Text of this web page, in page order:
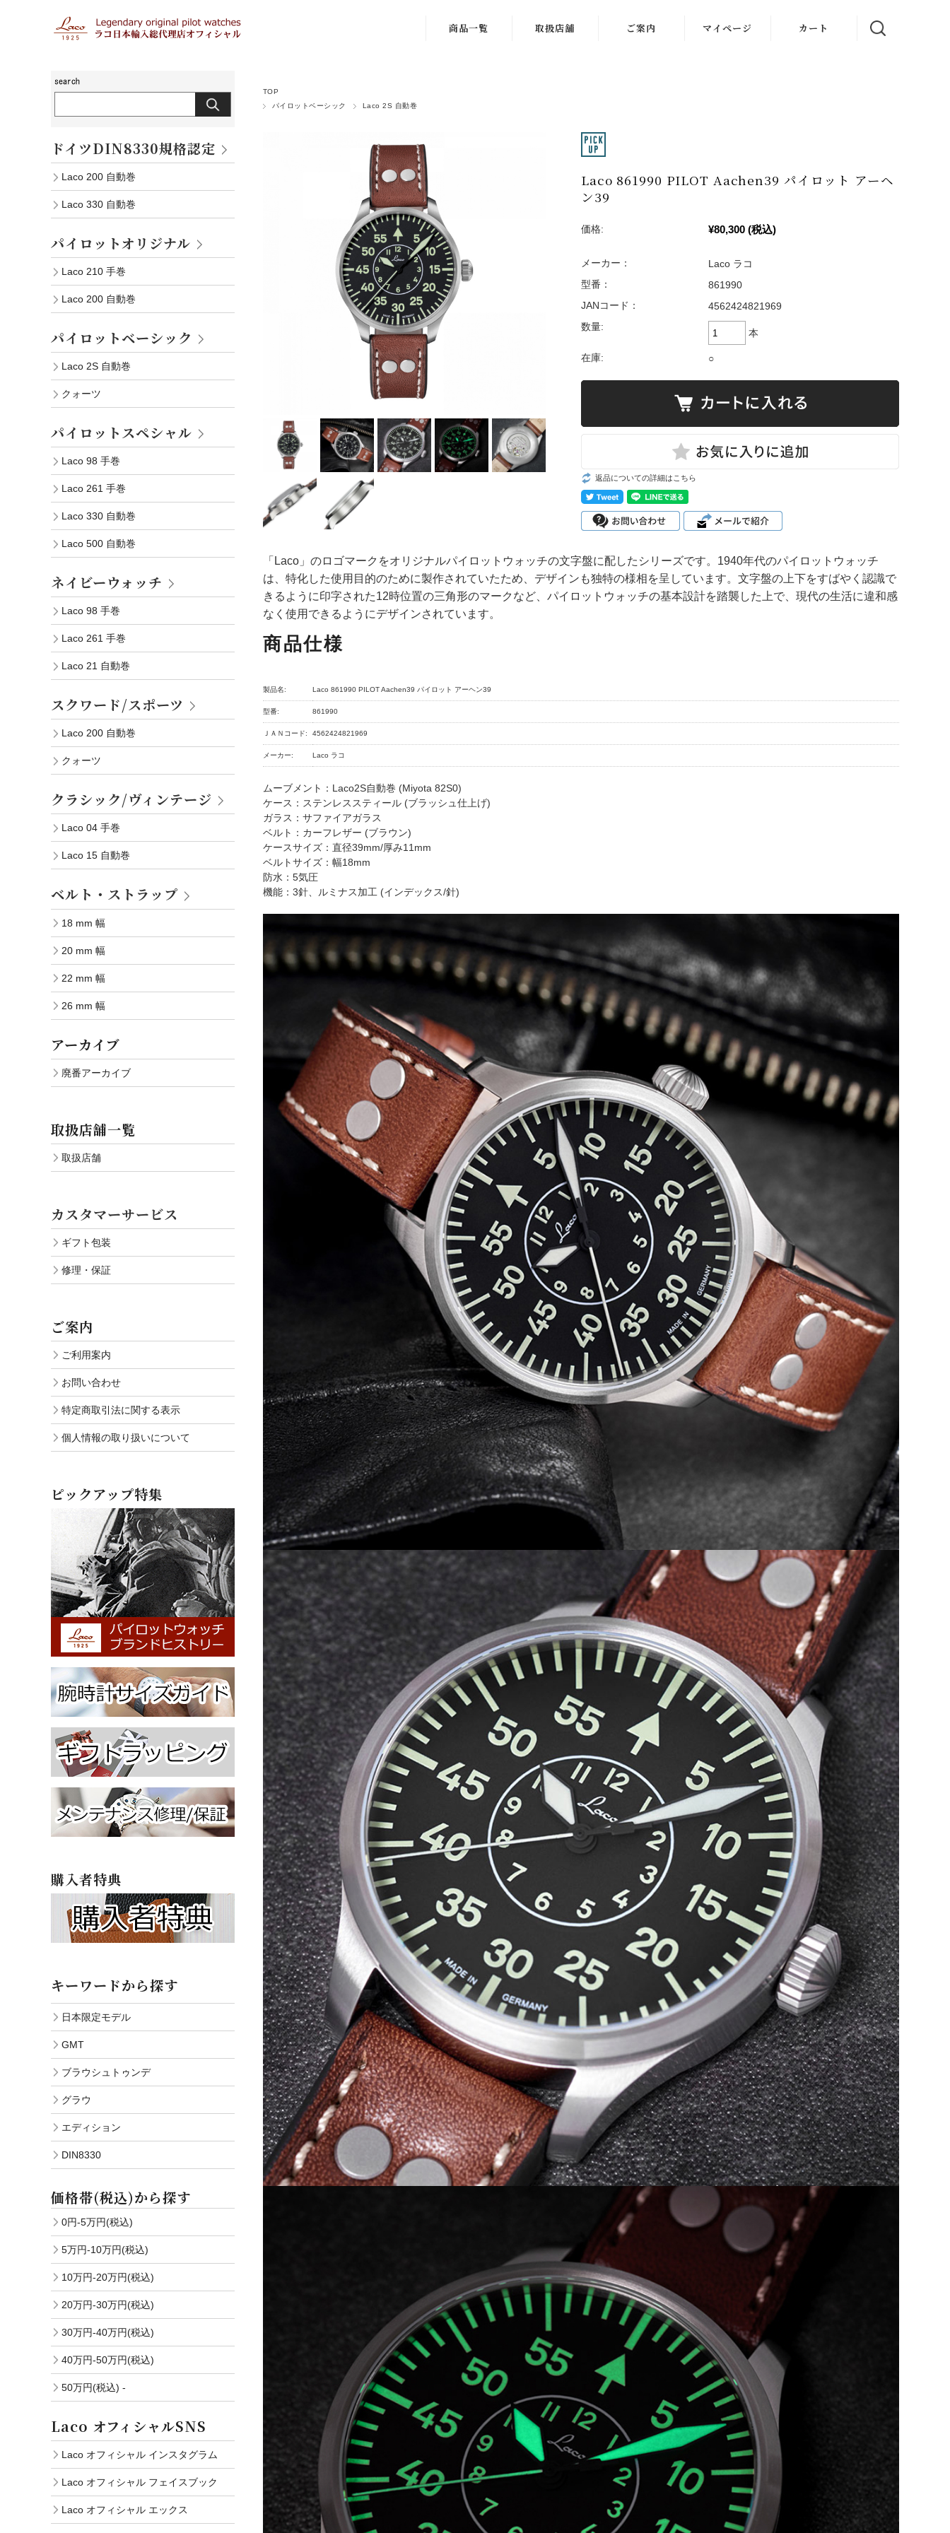
商品一覧
クロノグラフウ
ォッチ
ネイビーウォッ
チ
GMTウォッチ
ヴィンテージウ
ォッチ
ーカイブ)
取扱店舗
5.中国・四国
ご案内
購入者特典
マイページ カート
TOP
パイロットベーシック
Laco 2S 自動巻
Laco 861990 PILOT Aachen39 パイロット アーヘ
ン39
価格: ¥80,300 (税込)
メーカー：
Laco ラコ
型番：
861990
JANコード：
4562424821969
数量:
本
在庫: ○
返品についての詳細はこちら
「Laco」のロゴマークをオリジナルパイロットウォッチの文字盤に配したシリーズです。1940年代のパイロットウォッチ
は、特化した使用目的のために製作されていたため、デザインも独特の様相を呈しています。文字盤の上下をすばやく認識で
きるように印字された12時位置の三角形のマークなど、パイロットウォッチの基本設計を踏襲した上で、現代の生活に違和感
なく使用できるようにデザインされています。
商品仕様
製品名: Laco 861990 PILOT Aachen39 パイロット アーヘン39
型番: 861990
ＪＡＮコード: 4562424821969
メーカー: Laco ラコ
ムーブメント：Laco2S自動巻 (Miyota 82S0)
ケース：ステンレススティール (ブラッシュ仕上げ)
ガラス：サファイアガラス
ベルト：カーフレザー (ブラウン)
ケースサイズ：直径39mm/厚み11mm
ベルトサイズ：幅18mm
防水：5気圧
機能：3針、ルミナス加工 (インデックス/針)
ドイツDIN8330規格認定
Laco 200 自動巻
Laco 330 自動巻
パイロットオリジナル
Laco 210 手巻
Laco 200 自動巻
パイロットベーシック
Laco 2S 自動巻
クォーツ
パイロットスペシャル
Laco 98 手巻
Laco 261 手巻
Laco 330 自動巻
Laco 500 自動巻
ネイビーウォッチ
Laco 98 手巻
Laco 261 手巻
Laco 21 自動巻
スクワード/スポーツ
Laco 200 自動巻
クォーツ
クラシック/ヴィンテージ
Laco 04 手巻
Laco 15 自動巻
ベルト・ストラップ
18 mm 幅
20 mm 幅
22 mm 幅
26 mm 幅
アーカイブ
廃番アーカイブ
取扱店舗一覧
取扱店舗
カスタマーサービス
ギフト包装
修理・保証
ご案内
ご利用案内
お問い合わせ
特定商取引法に関する表示
個人情報の取り扱いについて
ピックアップ特集
購入者特典
キーワードから探す
日本限定モデル
GMT
ブラウシュトゥンデ
グラウ
エディション
DIN8330
価格帯(税込)から探す
0円-5万円(税込)
5万円-10万円(税込)
10万円-20万円(税込)
20万円-30万円(税込)
30万円-40万円(税込)
40万円-50万円(税込)
50万円(税込) -
Laco オフィシャルSNS
Laco オフィシャル インスタグラム
Laco オフィシャル フェイスブック
Laco オフィシャル エックス